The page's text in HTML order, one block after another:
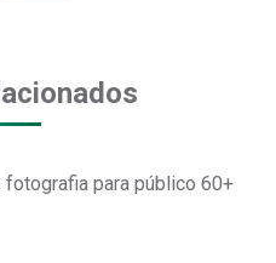
para público 60+